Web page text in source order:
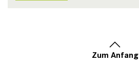
Zum Anfang